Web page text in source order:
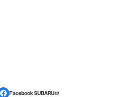
Facebook SUBARU